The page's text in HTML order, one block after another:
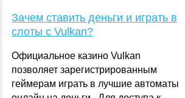
Зачем ставить деньги и играть в
слоты с Vulkan?
Официальное казино Vulkan
позволяет зарегистрированным
геймерам играть в лучшие автоматы